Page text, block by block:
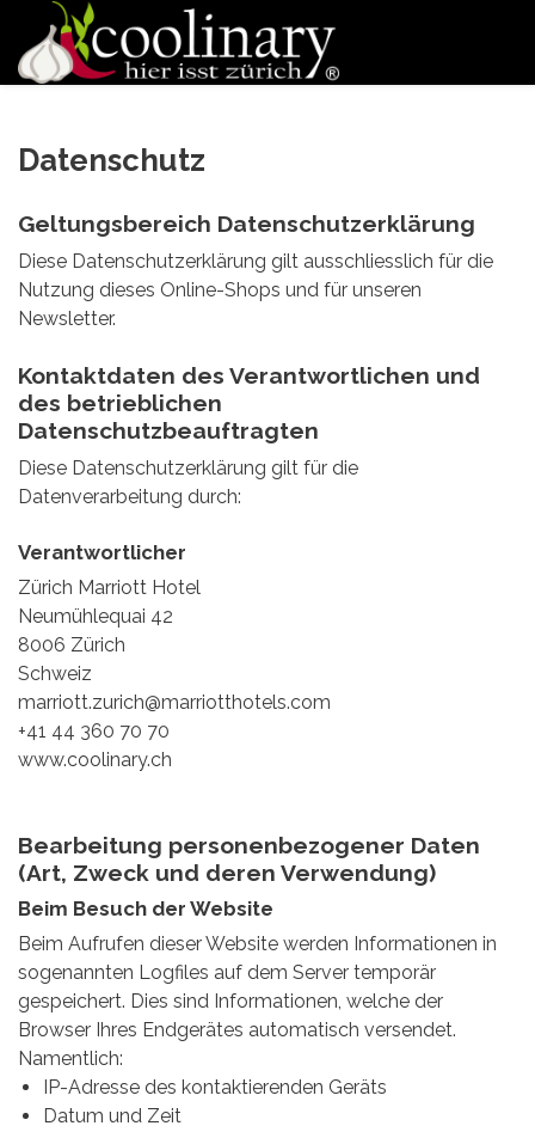
Datenschutz
Geltungsbereich Datenschutzerklärung
Diese Datenschutzerklärung gilt ausschliesslich für die
Nutzung dieses Online-Shops und für unseren
Newsletter.
Kontaktdaten des Verantwortlichen und
des betrieblichen
Datenschutzbeauftragten
Diese Datenschutzerklärung gilt für die
Datenverarbeitung durch:
Verantwortlicher
Zürich Marriott Hotel
Neumühlequai 42
8006 Zürich
Schweiz
marriott.zurich@marriotthotels.com
+41 44 360 70 70
www.coolinary.ch
Bearbeitung personenbezogener Daten
(Art, Zweck und deren Verwendung)
Beim Besuch der Website
Beim Aufrufen dieser Website werden Informationen in
sogenannten Logfiles auf dem Server temporär
gespeichert. Dies sind Informationen, welche der
Browser Ihres Endgerätes automatisch versendet.
Namentlich:
IP-Adresse des kontaktierenden Geräts
Datum und Zeit